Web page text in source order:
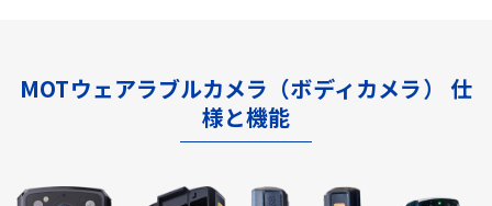
MOTウェアラブルカメラ（ボディカメラ） 仕
様と機能